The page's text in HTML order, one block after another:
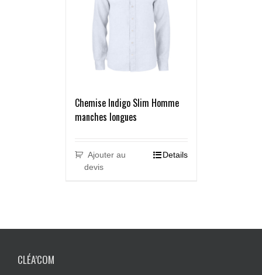
Chemise Indigo Slim Homme
manches longues
Ajouter au
devis
Details
CLÉA’COM